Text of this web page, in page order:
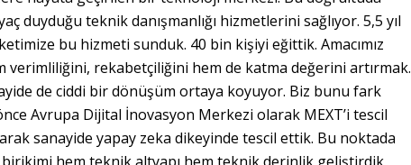
duyduğu teknik danışmanlığı hizmetlerini sağlıyor. 5,5 yıl
bu hizmeti sunduk. 40 bin kişiyi eğittik. Amacımız
verimliliğini, rekabetçiliğini hem de katma değerini artırmak.
de ciddi bir dönüşüm ortaya koyuyor. Biz bunu fark
Avrupa Dijital İnovasyon Merkezi olarak MEXT’i tescil
sanayide yapay zeka dikeyinde tescil ettik. Bu noktada